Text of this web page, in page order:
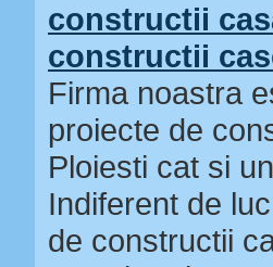
constructii
constructii
Firma noastra
proiecte de
Ploiesti cat si
Indiferent de
de constructii